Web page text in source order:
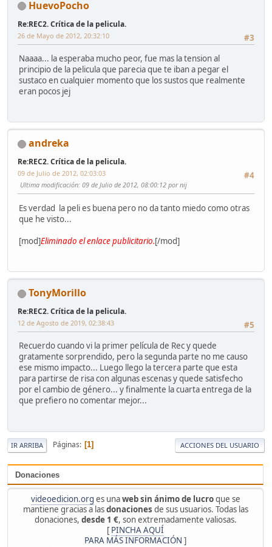
Donaciones
videoedicion.org es unaweb sin ánimo de lucroque se
mantiene gracias a lasdonaciones de sus usuarios. Todas las
donaciones, desde 1 €, son extremadamente valiosas.
[ PINCHA AQUÍ
PARA MÁS INFORMACIÓN ]
HuevoPocho
Re:REC2. Crítica de la pelicula.
#3
26 de Mayo de 2012, 20:32:10
Naaaa... la esperaba mucho peor, fue mas la tension al
principio de la pelicula que parecia que te iban a pegar el
sustaco en cualquier momento que los sustos que realmente
eran pocos jej
andreka
Re:REC2. Crítica de la pelicula.
#4
09 de Julio de 2012, 02:03:03
Ultima modificación: 09 de Julio de 2012, 08:00:12 por nij
Es verdad la peli es buena pero no da tanto miedo como otras
que he visto...
[mod]Eliminado el enlace publicitario.[/mod]
TonyMorillo
Re:REC2. Crítica de la pelicula.
#5
12 de Agosto de 2019, 02:38:43
Recuerdo cuando vi la primer película de Rec y quede
gratamente sorprendido, pero la segunda parte no me causo
ese mismo impacto... Luego llego la tercera parte que esta
para partirse de risa con algunas escenas y quede satisfecho
por el cambio de género... y finalmente la cuarta entrega de la
que prefiero no comentar mejor...
IR ARRIBA Páginas 1 ACCIONES DEL USUARIO